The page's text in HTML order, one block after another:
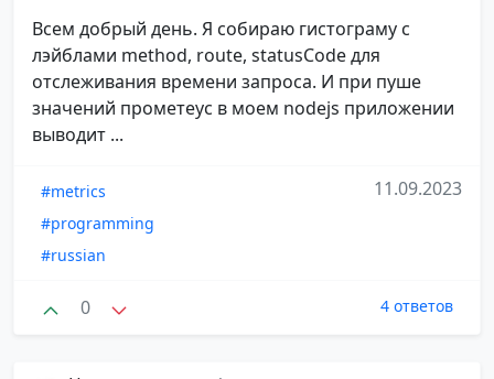
Всем добрый день. Я собираю гистограму с
лэйблами method, route, statusCode для
отслеживания времени запроса. И при пуше
значений прометеус в моем nodejs приложении
выводит ...
#metrics
#programming
#russian
11.09.2023
0 4 ответов